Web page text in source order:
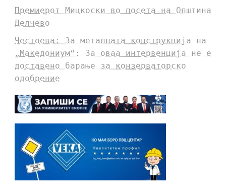
Премиерот Мицкоски во посета на Општина
Делчево
Честоева: За металната конструкција на
„Македониум“: За оваа интервенција не е
доставено барање за конзерваторско
одобрение